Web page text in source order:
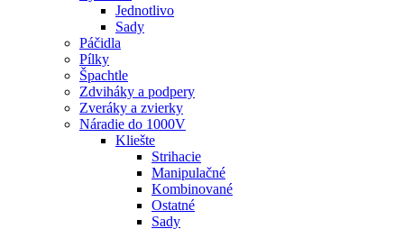
Jednotlivo
Sady
Páčidla
Pílky
Špachtle
Zdviháky a podpery
Zveráky a zvierky
Náradie do 1000V
Kliešte
Strihacie
Manipulačné
Kombinované
Ostatné
Sady